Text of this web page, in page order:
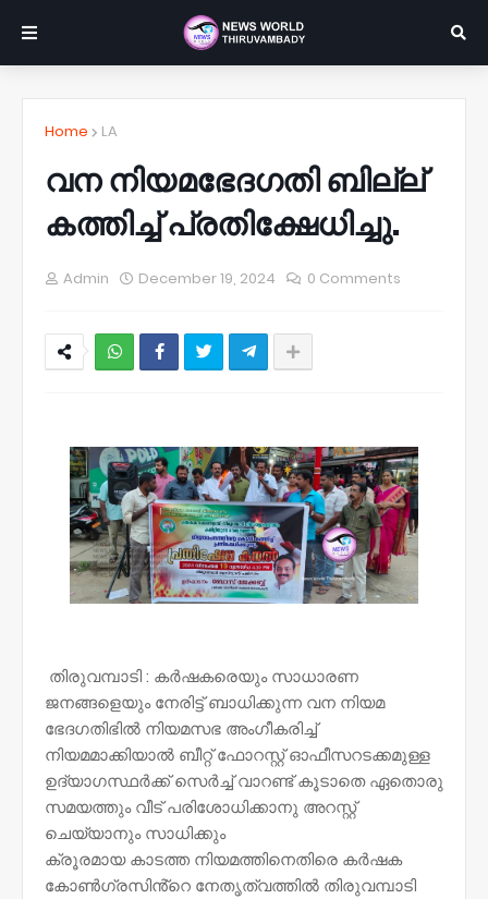
Home LA
വന നിയമഭേദഗതി ബില്ല്
കത്തിച്ച് പ്രതിക്ഷേധിച്ചു.
Admin December 19, 2024 0 Comments
തിരുവമ്പാടി : കർഷകരെയും സാധാരണ
ജനങ്ങളെയും നേരിട്ട് ബാധിക്കുന്ന വന നിയമ
ഭേദഗതിഭിൽ നിയമസഭ അംഗീകരിച്ച്
നിയമമാക്കിയാൽ ബീറ്റ് ഫോറസ്റ്റ് ഓഫീസറടക്കമുള്ള
ഉദ്യാഗസ്ഥർക്ക് സെർച്ച് വാറണ്ട് കൂടാതെ ഏതൊരു
സമയത്തും വീട് പരിശോധിക്കാനു അറസ്റ്റ്
ചെയ്യാനും സാധിക്കും
ക്രൂരമായ കാടത്ത നിയമത്തിനെതിരെ കർഷക
കോൺഗ്രസിൻ്റെ നേതൃത്വത്തിൽ തിരുവമ്പാടി